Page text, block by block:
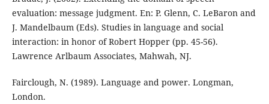
evaluation: message judgment. En: P. Glenn, C. LeBaron and
J. Mandelbaum (Eds). Studies in language and social
interaction: in honor of Robert Hopper (pp. 45-56).
Lawrence Arlbaum Associates, Mahwah, NJ.
Fairclough, N. (1989). Language and power. Longman,
London.